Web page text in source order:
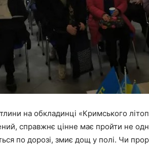
на обкладинці «Кримського
справжнє цінне має пройти не
по дорозі, змиє дощ у полі. Чи